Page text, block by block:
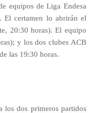
equipos de Liga Endesa
El certamen lo abrirán el
20:30 horas). El equipo
y los dos clubes ACB
las 19:30 horas.
los dos primeros partidos